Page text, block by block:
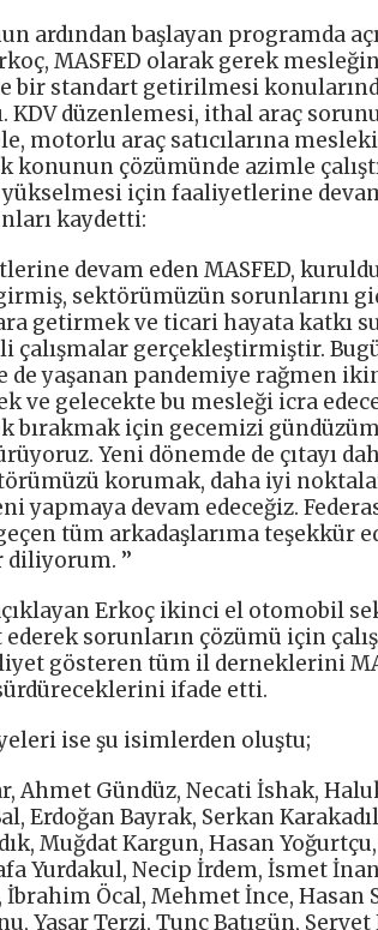
ardından başlayan programda
MASFED olarak gerek
bir standart getirilmesi
KDV düzenlemesi, ithal araç
motorlu araç satıcılarına
konunun çözümünde azimle
yükselmesi için faaliyetlerine
kaydetti:
devam eden MASFED,
sektörümüzün sorunlarını
getirmek ve ticari hayata katkı
çalışmalar gerçekleştirmiştir.
de yaşanan pandemiye rağmen
ve gelecekte bu mesleği icra
bırakmak için gecemizi
Yeni dönemde de çıtayı
korumak, daha iyi
yapmaya devam edeceğiz.
tüm arkadaşlarıma teşekkür
’’
Erkoç ikinci el otomobil
sorunların çözümü için
gösteren tüm il derneklerini
ifade etti.
ise şu isimlerden oluştu;
Ahmet Gündüz, Necati İshak,
Erdoğan Bayrak, Serkan
Muğdat Kargun, Hasan
Yurdakul, Necip İrdem, İsmet
İbrahim Öcal, Mehmet İnce, Hasan
Yaşar Terzi, Tunç Batıgün, Servet